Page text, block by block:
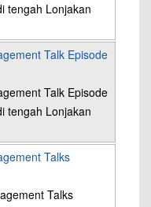
tengah Lonjakan
Talk Episode
Talk Episode
tengah Lonjakan
Talks
Talks